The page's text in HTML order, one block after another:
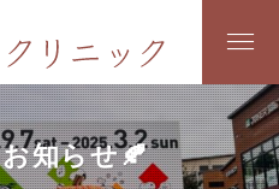
知らせ🍂